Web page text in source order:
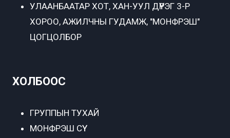
УЛААНБААТАР ХОТ, ХАН-УУЛ ДҮҮРЭГ 3-Р
ХОРОО, АЖИЛЧНЫ ГУДАМЖ, "МОНФРЭШ"
ЦОГЦОЛБОР
ХОЛБООС
ГРУППЫН ТУХАЙ
МОНФРЭШ СҮҮ